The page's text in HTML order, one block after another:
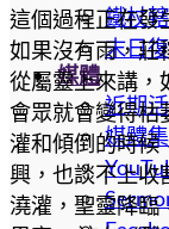
鐵杖
末日
媒體
近期
媒體
這個過程正在發
如果沒有雨，莊
從屬靈上來講，
會眾就會變得枯
灌和傾倒的時候
興，也談不上收
澆灌，聖靈降臨